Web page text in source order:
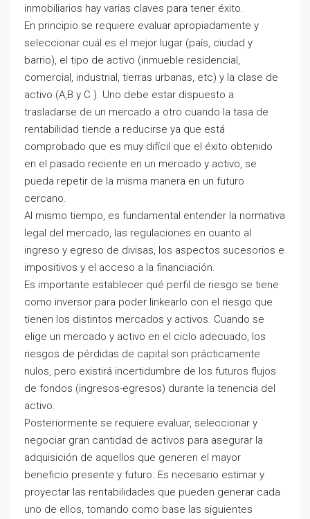
inmobiliarios hay varias claves para tener éxito.
En principio se requiere evaluar apropiadamente y
seleccionar cuál es el mejor lugar (país, ciudad y
barrio), el tipo de activo (inmueble residencial,
comercial, industrial, tierras urbanas, etc) y la clase de
activo (A,B y C ). Uno debe estar dispuesto a
trasladarse de un mercado a otro cuando la tasa de
rentabilidad tiende a reducirse ya que está
comprobado que es muy difícil que el éxito obtenido
en el pasado reciente en un mercado y activo, se
pueda repetir de la misma manera en un futuro
cercano.
Al mismo tiempo, es fundamental entender la normativa
legal del mercado, las regulaciones en cuanto al
ingreso y egreso de divisas, los aspectos sucesorios e
impositivos y el acceso a la financiación.
Es importante establecer qué perfil de riesgo se tiene
como inversor para poder linkearlo con el riesgo que
tienen los distintos mercados y activos. Cuando se
elige un mercado y activo en el ciclo adecuado, los
riesgos de pérdidas de capital son prácticamente
nulos, pero existirá incertidumbre de los futuros flujos
de fondos (ingresos-egresos) durante la tenencia del
activo.
Posteriormente se requiere evaluar, seleccionar y
negociar gran cantidad de activos para asegurar la
adquisición de aquellos que generen el mayor
beneficio presente y futuro. Es necesario estimar y
proyectar las rentabilidades que pueden generar cada
uno de ellos, tomando como base las siguientes